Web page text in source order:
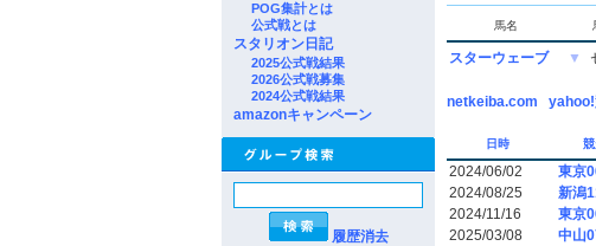
POG集計とは
公式戦とは
スタリオン日記
2025公式戦結果
2026公式戦募集
2024公式戦結果
amazonキャンペーン
履歴消去
馬名
スターウェーブ ▼
netkeiba.com
日時
2024/06/02 東京
2024/08/25
新潟
2024/11/16
東京
2025/03/08
中山